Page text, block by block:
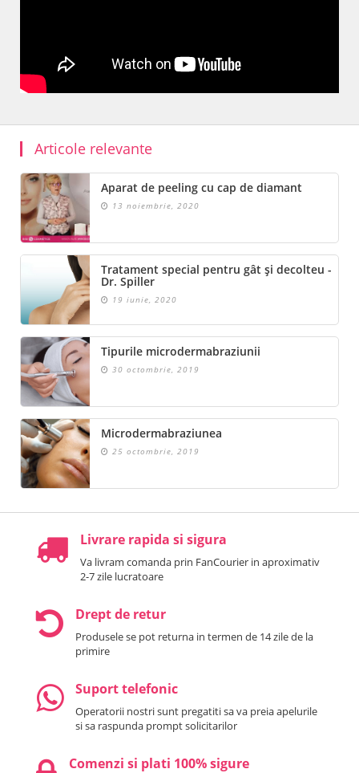
Articole relevante
Aparat de peeling cu cap de diamant
13 noiembrie, 2020
Tratament special pentru gât și decolteu -
Dr. Spiller
19 iunie, 2020
Tipurile microdermabraziunii
30 octombrie, 2019
Microdermabraziunea
25 octombrie, 2019
Livrare rapida si sigura
Va livram comanda prin FanCourier in aproximativ
2-7 zile lucratoare
Drept de retur
Produsele se pot returna in termen de 14 zile de la
primire
Suport telefonic
Operatorii nostri sunt pregatiti sa va preia apelurile
si sa raspunda prompt solicitarilor
Comenzi si plati 100% sigure